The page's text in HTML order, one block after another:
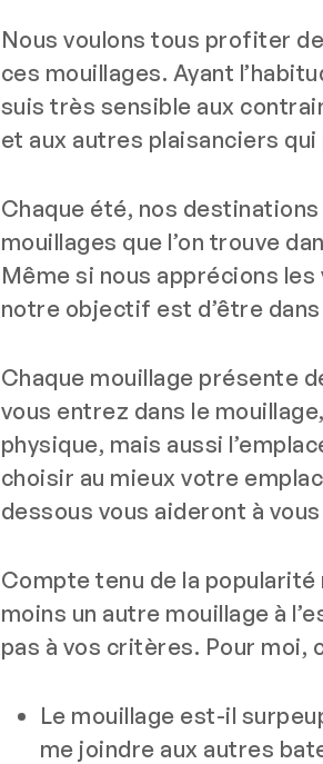
Nous voulons tous profiter
ces mouillages. Ayant
suis très sensible aux
et aux autres plaisanciers
Chaque été, nos
mouillages que l’on trouve
Même si nous apprécions
notre objectif est d’être
Chaque mouillage présente
vous entrez dans le
physique, mais aussi
choisir au mieux votre
dessous vous aideront à
Compte tenu de la
moins un autre mouillage à
pas à vos critères. Pour moi,
Le mouillage est-il
me joindre aux autres